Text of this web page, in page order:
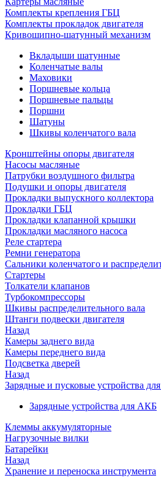
Комплекты крепления ГБЦ
Комплекты прокладок двигателя
Кривошипно-шатунный механизм
Вкладыши шатунные
Коленчатые валы
Маховики
Поршневые кольца
Поршневые пальцы
Поршни
Шатуны
Шкивы коленчатого вала
Кронштейны опоры двигателя
Насосы масляные
Патрубки воздушного фильтра
Подушки и опоры двигателя
Прокладки выпускного коллектора
Прокладки ГБЦ
Прокладки клапанной крышки
Прокладки масляного насоса
Реле стартера
Ремни генератора
Сальники коленчатого и
Стартеры
Толкатели клапанов
Турбокомпрессоры
Шкивы распределительного вала
Штанги подвески двигателя
Назад
Камеры заднего вида
Камеры переднего вида
Подсветка дверей
Назад
Зарядные и пусковые устройства
Зарядные устройства для АКБ
Клеммы аккумуляторные
Нагрузочные вилки
Батарейки
Назад
Хранение и переноска инструмента